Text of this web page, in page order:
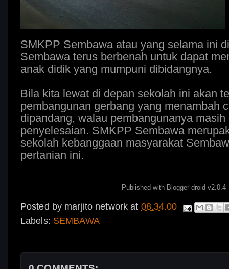
SMKPP Sembawa atau yang selama ini
Sembawa terus berbenah untuk dapat
anak didik yang mumpuni dibidangnya.
Bila kita lewat di depan sekolah ini akan
pembangunan gerbang yang menambah
dipandang, walau pembangunanya masih
penyelesaian. SMKPP Sembawa
sekolah kebanggaan masyarakat
pertanian ini.
Published with Blogger-droid v2.0.4
Posted by marjito network at 08.34.00
Labels: SEMBAWA